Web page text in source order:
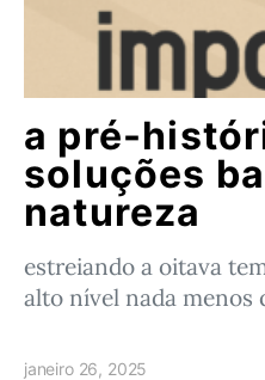
a pré-
soluções
natureza
estreiando a oitava
alto nível nada menos
janeiro 26, 2025